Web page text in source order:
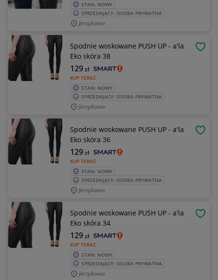
STAN: NOWY
SPRZEDAJĄCY: OSOBA PRYWATNA
Jerzykowo
Spodnie woskowane PUSH UP - a'la
Eko skóra 38
KUP TERAZ
129zł
STAN: NOWY
SPRZEDAJĄCY: OSOBA PRYWATNA
Jerzykowo
Spodnie woskowane PUSH UP - a'la
Eko skóra 36
KUP TERAZ
129zł
STAN: NOWY
SPRZEDAJĄCY: OSOBA PRYWATNA
Jerzykowo
Spodnie woskowane PUSH UP - a'la
Eko skóra 34
KUP TERAZ
129zł
STAN: NOWY
SPRZEDAJĄCY: OSOBA PRYWATNA
Jerzykowo